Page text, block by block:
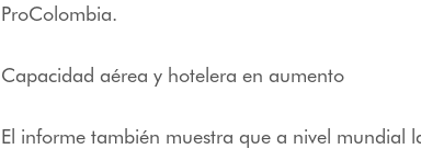
ProColombia.
Capacidad aérea y hotelera en aumento
El informe también muestra que a nivel mundial